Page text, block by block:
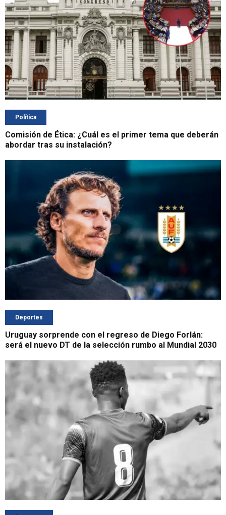
Política
Comisión de Ética: ¿Cuál es el primer tema que deberán
abordar tras su instalación?
Deportes
Uruguay sorprende con el regreso de Diego Forlán:
será el nuevo DT de la selección rumbo al Mundial 2030